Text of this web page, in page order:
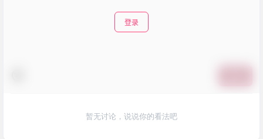
登录
暂无讨论，说说你的看法吧